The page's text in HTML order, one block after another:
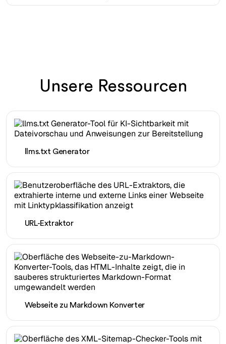
Unsere Ressourcen
llms.txt Generator
URL-Extraktor
Webseite zu Markdown Konverter